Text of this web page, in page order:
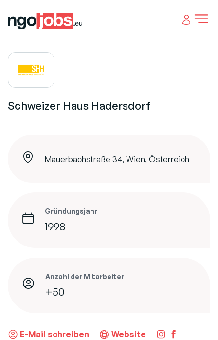
Open
Schweizer Haus Hadersdorf
Mauerbachstraße 34, Wien, Österreich
Gründungsjahr
1998
Anzahl der Mitarbeiter
+50
E-Mail schreiben Website